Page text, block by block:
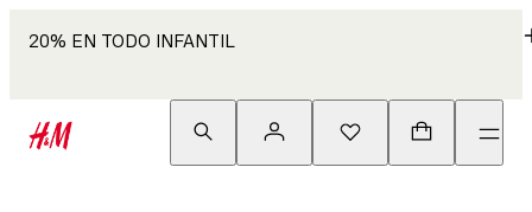
20% EN TODO INFANTIL